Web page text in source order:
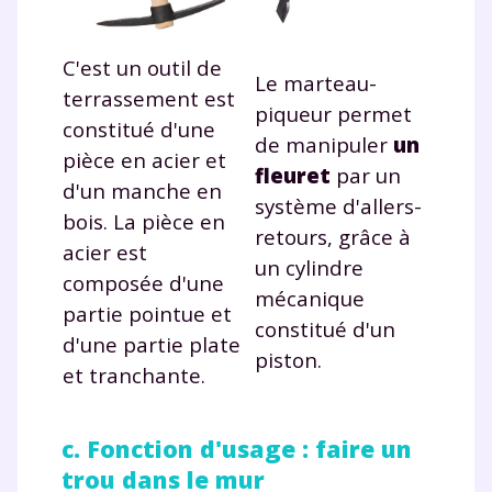
C'est un outil de
terrassement est
constitué d'une
pièce en acier et
d'un manche en
bois. La pièce en
acier est
composée d'une
partie pointue et
d'une partie plate
et tranchante.
Le marteau-
piqueur permet
de manipuler un
fleuret par un
système d'allers-
retours, grâce à
un cylindre
mécanique
constitué d'un
piston.
c. Fonction d'usage : faire un
trou dans le mur
pendant 24h notre
plateforme de soutien
scolaire !
Fiches de cours et vidéos, exercices
corrigés,podcasts de révisions
Unespace dédié aux parents pour
suivre les progrès
Tout le programme scolaire du CP à
la Terminale
Des profs expérimentés disponibles
à la demande par tchat, audio ou
vidéo